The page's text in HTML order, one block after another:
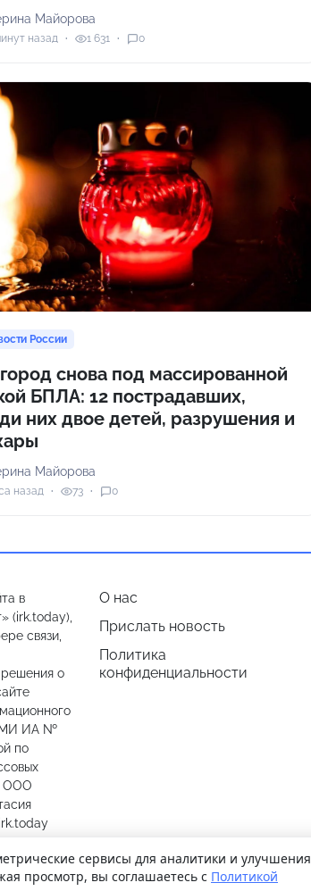
Майорова
назад 1 631 0
России
снова под массированной
БПЛА: 12 пострадавших,
них двое детей, разрушения и
Майорова
назад 73 0
в
(irk.today),
связи,
о
СМИ ИА №
по
ООО
О нас
Прислать новость
Политика
конфиденциальности
сервисы для аналитики и улучшения
просмотр, вы соглашаетесь с Политикой